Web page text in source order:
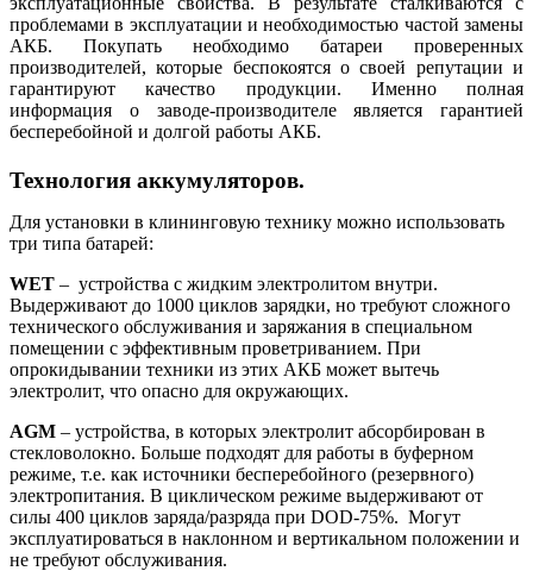
проблемами в эксплуатации и необходимостью частой замены
АКБ. Покупать необходимо батареи проверенных
производителей, которые беспокоятся о своей репутации и
гарантируют качество продукции. Именно полная
информация о заводе-производителе является гарантией
бесперебойной и долгой работы АКБ.
Технология аккумуляторов.
Для установки в клининговую технику можно использовать
три типа батарей:
WET – устройства с жидким электролитом внутри.
Выдерживают до 1000 циклов зарядки, но требуют сложного
технического обслуживания и заряжания в специальном
помещении с эффективным проветриванием. При
опрокидывании техники из этих АКБ может вытечь
электролит, что опасно для окружающих.
AGM – устройства, в которых электролит абсорбирован в
стекловолокно. Больше подходят для работы в буферном
режиме, т.е. как источники бесперебойного (резервного)
электропитания. В циклическом режиме выдерживают от
силы 400 циклов заряда/разряда при DOD-75%. Могут
эксплуатироваться в наклонном и вертикальном положении и
не требуют обслуживания.